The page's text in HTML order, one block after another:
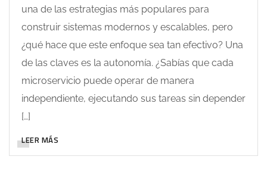
una de las estrategias más populares para
construir sistemas modernos y escalables, pero
¿qué hace que este enfoque sea tan efectivo? Una
de las claves es la autonomía. ¿Sabías que cada
microservicio puede operar de manera
independiente, ejecutando sus tareas sin depender
[…]
LEER MÁS